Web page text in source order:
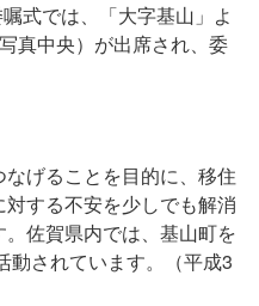
式では、「大字基山」よ
真中央）が出席され、委
げることを目的に、移住
する不安を少しでも解消
佐賀県内では、基山町を
動されています。（平成3